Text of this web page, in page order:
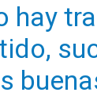
hay